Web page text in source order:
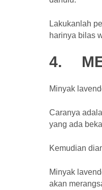
Lakukanlah
harinya bilas
4.
Minyak
Caranya
yang ada
Kemudian
Minyak
akan